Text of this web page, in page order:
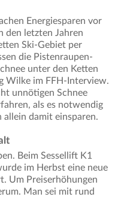
Energiesparen vor
den letzten Jahren
Ski-Gebiet per
die Pistenraupen-
unter den Ketten
Wilke im FFH-Interview.
unnötigen Schnee
als es notwendig
allein damit einsparen.
Beim Sessellift K1
im Herbst eine neue
Um Preiserhöhungen
Man sei mit rund